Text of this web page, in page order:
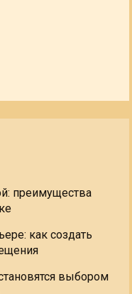
преимущества
как создать
выбором